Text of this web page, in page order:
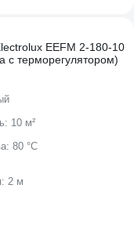
EEFM 2-180-10
c терморегулятором)
10 м²
80 °С
2 м